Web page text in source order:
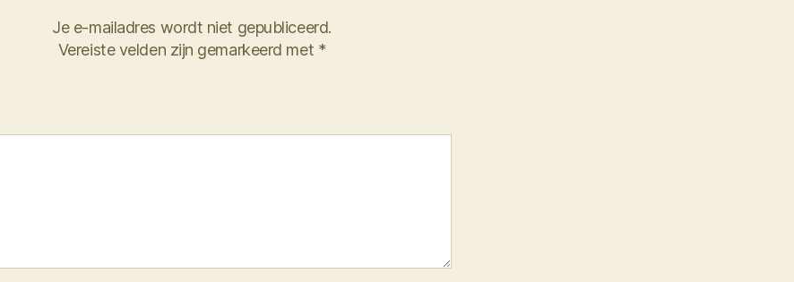
Je e-mailadres wordt niet gepubliceerd.
Vereiste velden zijn gemarkeerd met *